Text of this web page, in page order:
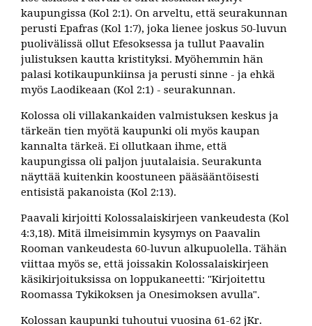
kaupungissa (Kol 2:1). On arveltu, että seurakunnan
perusti Epafras (Kol 1:7), joka lienee joskus 50-luvun
puolivälissä ollut Efesoksessa ja tullut Paavalin
julistuksen kautta kristityksi. Myöhemmin hän
palasi kotikaupunkiinsa ja perusti sinne - ja ehkä
myös Laodikeaan (Kol 2:1) - seurakunnan.
Kolossa oli villakankaiden valmistuksen keskus ja
tärkeän tien myötä kaupunki oli myös kaupan
kannalta tärkeä. Ei ollutkaan ihme, että
kaupungissa oli paljon juutalaisia. Seurakunta
näyttää kuitenkin koostuneen pääsääntöisesti
entisistä pakanoista (Kol 2:13).
Paavali kirjoitti Kolossalaiskirjeen vankeudesta (Kol
4:3,18). Mitä ilmeisimmin kysymys on Paavalin
Rooman vankeudesta 60-luvun alkupuolella. Tähän
viittaa myös se, että joissakin Kolossalaiskirjeen
käsikirjoituksissa on loppukaneetti: "Kirjoitettu
Roomassa Tykikoksen ja Onesimoksen avulla".
Kolossan kaupunki tuhoutui vuosina 61-62 jKr.